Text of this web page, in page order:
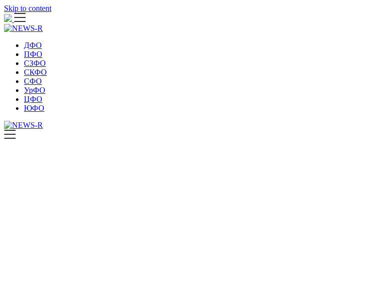
Skip to content
ДФО
ПФО
СЗФО
СКФО
СФО
УрФО
ЦФО
ЮФО